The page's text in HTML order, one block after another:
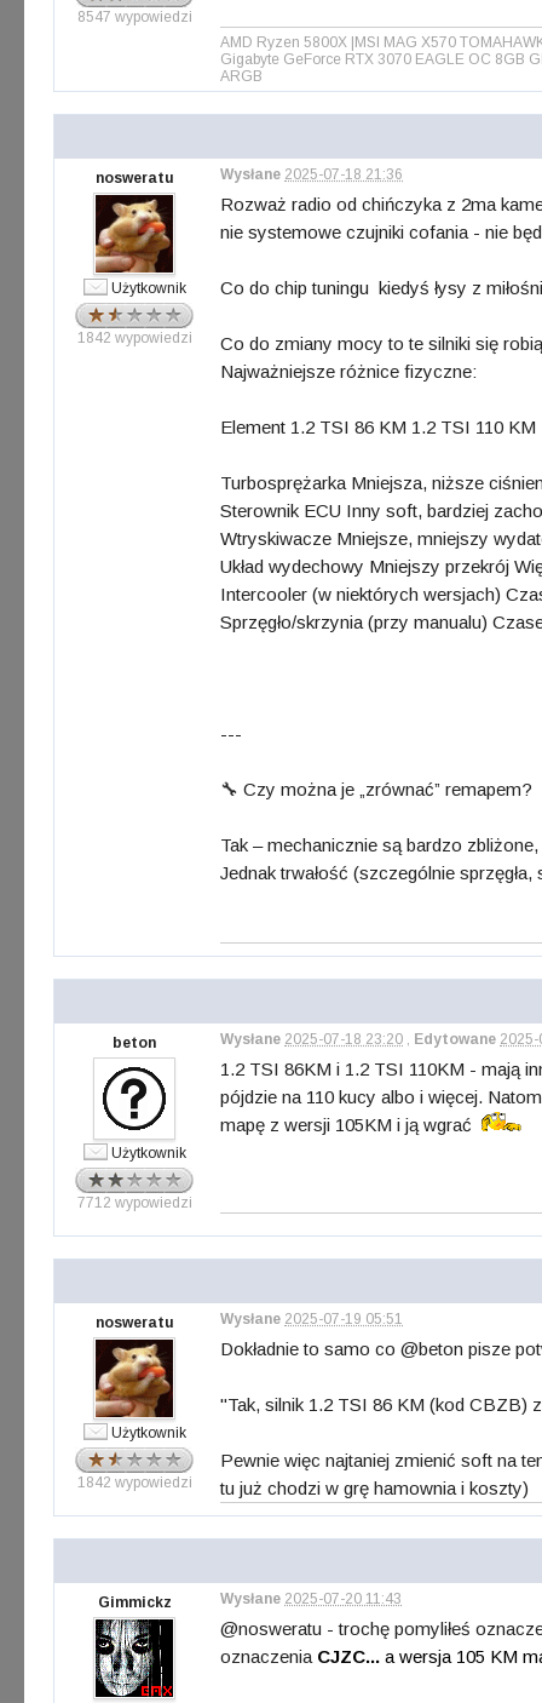
8547 wypowiedzi
AMD Ryzen 5800X |MSI MAG X570
Gigabyte GeForce RTX 3070 EAGLE OC 8GB
ARGB
nosweratu
Użytkownik
1842 wypowiedzi
Wysłane 2025-07-18 21:36
Rozważ radio od chińczyka z 2ma
nie systemowe czujniki cofania - nie
Co do chip tuningu kiedyś łysy z
Co do zmiany mocy to te silniki się
Najważniejsze różnice fizyczne:
Element 1.2 TSI 86 KM 1.2 TSI 110 KM
Turbosprężarka Mniejsza, niższe
Sterownik ECU Inny soft, bardziej
Wtryskiwacze Mniejsze, mniejszy
Układ wydechowy Mniejszy przekrój
Intercooler (w niektórych wersjach)
Sprzęgło/skrzynia (przy manualu)
---
🔧 Czy można je „zrównać” remapem?
Tak – mechanicznie są bardzo
Jednak trwałość (szczególnie
beton
Użytkownik
7712 wypowiedzi
Wysłane 2025-07-18 23:20 , Edytowane
1.2 TSI 86KM i 1.2 TSI 110KM - mają
pójdzie na 110 kucy albo i więcej.
mapę z wersji 105KM i ją wgrać
nosweratu
Użytkownik
1842 wypowiedzi
Wysłane 2025-07-19 05:51
Dokładnie to samo co @beton pisze
"Tak, silnik 1.2 TSI 86 KM (kod CBZB)
Pewnie więc najtaniej zmienić soft na
tu już chodzi w grę hamownia i koszty)
Gimmickz Wysłane 2025-07-20 11:43
@nosweratu - trochę pomyliłeś
oznaczenia CJZC... a wersja 105 KM